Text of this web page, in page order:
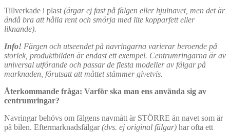
Tillverkade i plast (ärgar ej fast på fälgen eller hjulnavet, men det är
ändå bra att hålla rent och smörja med lite kopparfett eller
liknande).
Info! Färgen och utseendet på navringarna varierar beroende på
storlek, produktbilden är endast ett exempel. Centrumringarna är av
universal utförande och passar de flesta modeller av fälgar på
marknaden, förutsatt att måttet stämmer givetvis.
Återkommande fråga: Varför ska man ens använda sig av
centrumringar?
Navringar behövs om fälgens navmått är STÖRRE än navet som är
på bilen. Eftermarknadsfälgar(dvs. ej original fälgar) har ofta ett